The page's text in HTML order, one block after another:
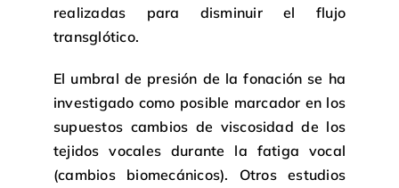
realizadas para disminuir el flujo
transglótico.
El umbral de presión de la fonación se ha
investigado como posible marcador en los
supuestos cambios de viscosidad de los
tejidos vocales durante la fatiga vocal
(cambios biomecánicos). Otros estudios